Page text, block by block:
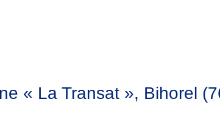
« La Transat », Bihorel